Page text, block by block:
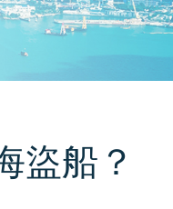
盜船？